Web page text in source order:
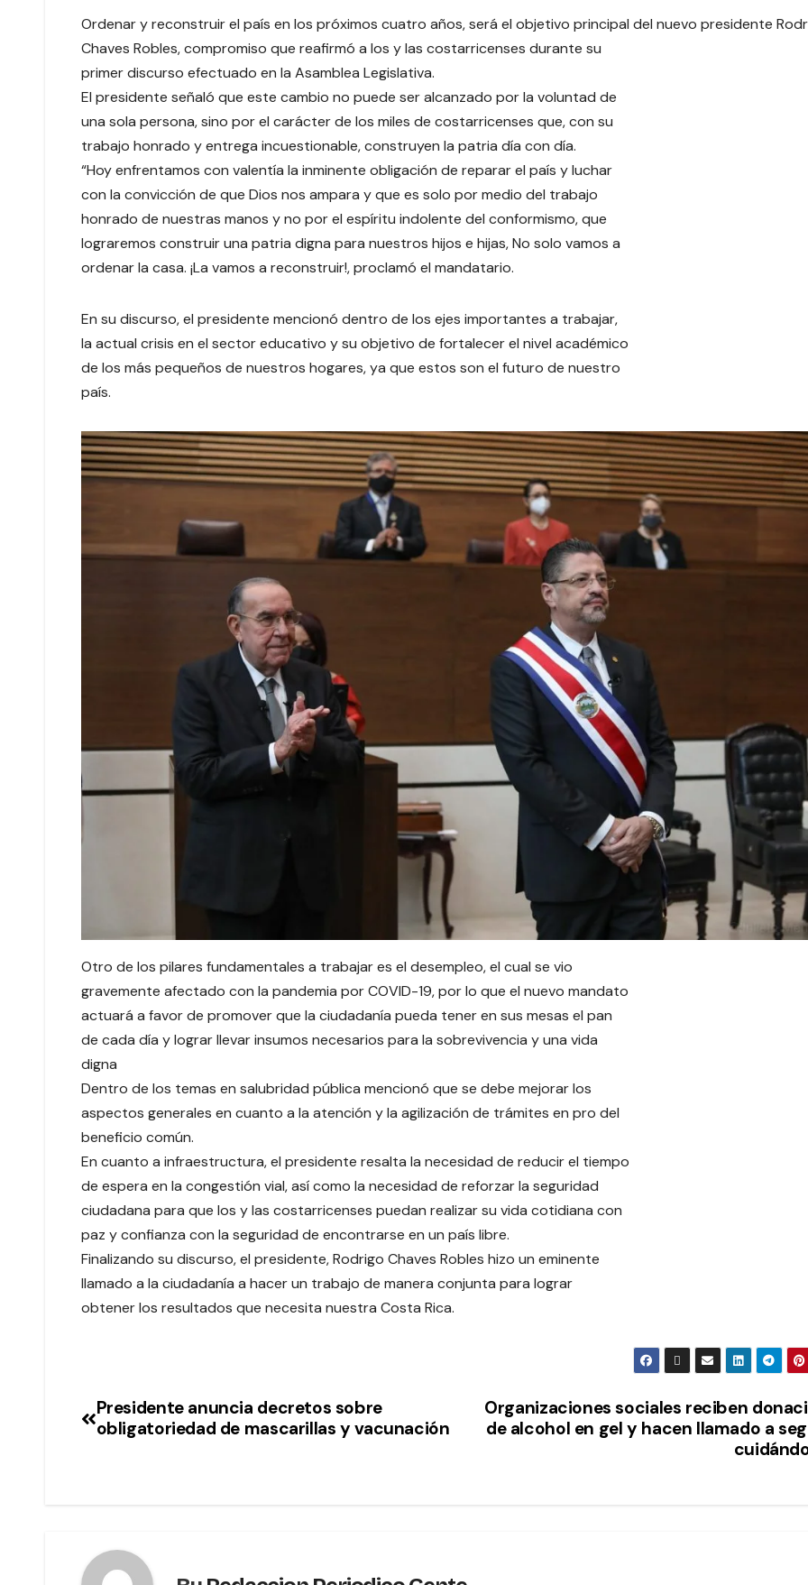
Ordenar y reconstruir el país en los próximos cuatro años, será el objetivo principal del nuevo presidente
Chaves Robles, compromiso que reafirmó a los y las costarricenses durante su
primer discurso efectuado en la Asamblea Legislativa.
El presidente señaló que este cambio no puede ser alcanzado por la voluntad de
una sola persona, sino por el carácter de los miles de costarricenses que, con su
trabajo honrado y entrega incuestionable, construyen la patria día con día.
“Hoy enfrentamos con valentía la inminente obligación de reparar el país y luchar
con la convicción de que Dios nos ampara y que es solo por medio del trabajo
honrado de nuestras manos y no por el espíritu indolente del conformismo, que
lograremos construir una patria digna para nuestros hijos e hijas, No solo vamos a
ordenar la casa. ¡La vamos a reconstruir!, proclamó el mandatario.
En su discurso, el presidente mencionó dentro de los ejes importantes a trabajar,
la actual crisis en el sector educativo y su objetivo de fortalecer el nivel académico
de los más pequeños de nuestros hogares, ya que estos son el futuro de nuestro
país.
Otro de los pilares fundamentales a trabajar es el desempleo, el cual se vio
gravemente afectado con la pandemia por COVID-19, por lo que el nuevo mandato
actuará a favor de promover que la ciudadanía pueda tener en sus mesas el pan
de cada día y lograr llevar insumos necesarios para la sobrevivencia y una vida
digna
Dentro de los temas en salubridad pública mencionó que se debe mejorar los
aspectos generales en cuanto a la atención y la agilización de trámites en pro del
beneficio común.
En cuanto a infraestructura, el presidente resalta la necesidad de reducir el tiempo
de espera en la congestión vial, así como la necesidad de reforzar la seguridad
ciudadana para que los y las costarricenses puedan realizar su vida cotidiana con
paz y confianza con la seguridad de encontrarse en un país libre.
Finalizando su discurso, el presidente, Rodrigo Chaves Robles hizo un eminente
llamado a la ciudadanía a hacer un trabajo de manera conjunta para lograr
obtener los resultados que necesita nuestra Costa Rica.
Organizaciones sociales reciben
de alcohol en gel y hacen llamado a
Presidente anuncia decretos sobre
obligatoriedad de mascarillas y vacunación